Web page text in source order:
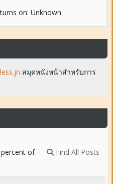
on: Unknown
สมุดหนังหน้าสำหรับการ
of
Find All Posts